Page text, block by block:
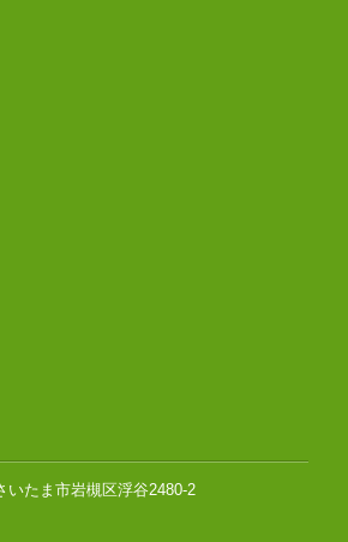
いたま市岩槻区浮谷2480-2